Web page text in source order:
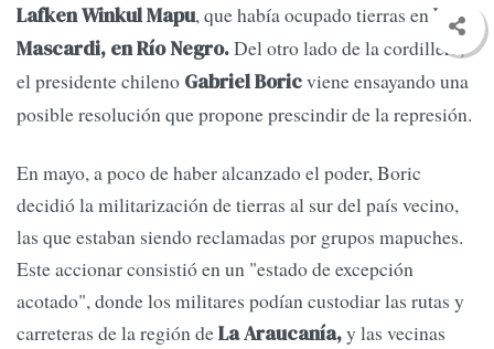
Lafken Winkul Mapu, que había ocupado tierras enVilla
Mascardi, en Río Negro.Del otro lado de la cordillera,
el presidente chileno Gabriel Boricviene ensayando una
posible resolución que propone prescindir de la represión.
En mayo, a poco de haber alcanzado el poder, Boric
decidió la militarización de tierras al sur del país vecino,
las que estaban siendo reclamadas por grupos mapuches.
Este accionar consistió en un "estado de excepción
acotado", donde los militares podían custodiar las rutas y
carreteras de la región deLa Araucanía,y las vecinas